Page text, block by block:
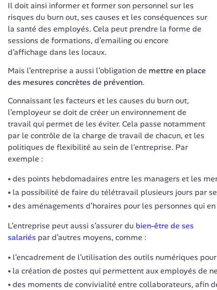
Il doit ainsi informer et former son personnel sur les
risques du burn out, ses causes et les conséquences sur
la santé des employés. Cela peut prendre la forme de
sessions de formations, d’emailing ou encore
d’affichage dans les locaux.
Mais l’entreprise a aussi l’obligation de mettre en place
des mesures concrètes de prévention.
Connaissant les facteurs et les causes du burn out,
l’employeur se doit de créer un environnement de
travail qui permet de les éviter. Cela passe notamment
par le contrôle de la charge de travail de chacun, et les
politiques de flexibilité au sein de l'entreprise. Par
exemple :
des points hebdomadaires entre les managers et les
la possibilité de faire du télétravail plusieurs jours par
des aménagements d’horaires pour les personnes qui
L’entreprise peut aussi s’assurer du bien-être de ses
salariés par d’autres moyens, comme :
l’encadrement de l’utilisation des outils numériques
la création de postes qui permettent aux employés de
des moments de convivialité entre collaborateurs, afin